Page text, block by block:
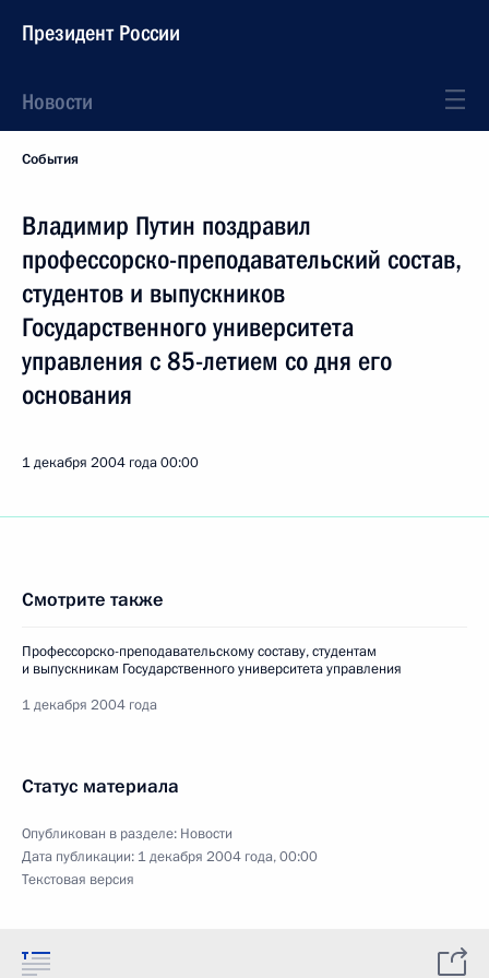
Президент России
Новости
События
Владимир Путин поздравил
профессорско-преподавательский состав,
студентов и выпускников
Государственного университета
управления с 85-летием со дня его
основания
1 декабря 2004 года00:00
Смотрите также
Профессорско-преподавательскому составу, студентам
и выпускникам Государственного университета управления
1 декабря 2004 года
Статус материала
Опубликован в разделе: Новости
Дата публикации: 1 декабря 2004 года, 00:00
Текстовая версия